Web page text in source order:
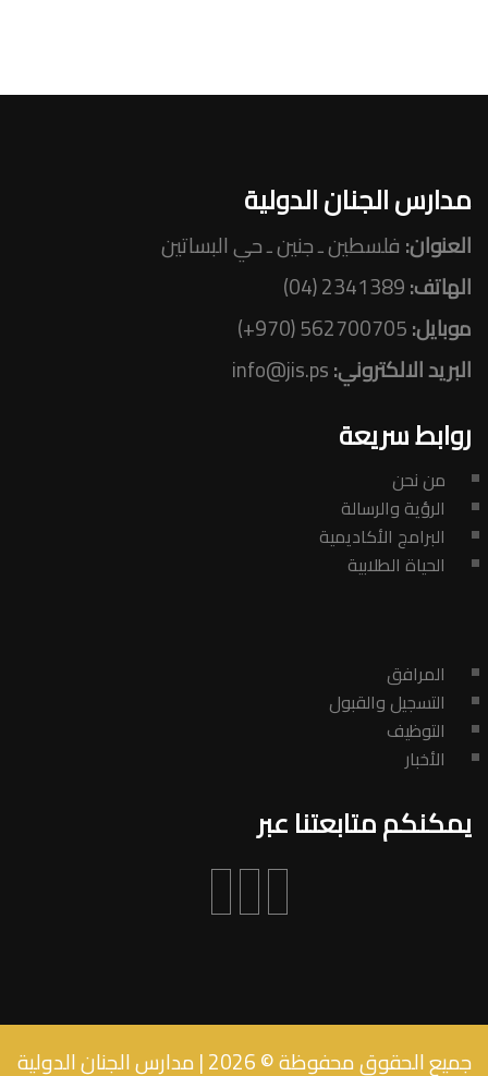
مدارس الجنان الدولية
العنوان:فلسطين ـ جنين ـ حي البساتين
الهاتف:2341389 (04)
موبايل:562700705 (970+)
البريد الالكتروني:info@jis.ps
روابط سريعة
من نحن
الرؤية والرسالة
البرامج الأكاديمية
الحياة الطلابية
المرافق
التسجيل والقبول
التوظيف
الأخبار
يمكنكم متابعتنا عبر
جميع الحقوق محفوظة ©2026| مدارس الجنان الدولية